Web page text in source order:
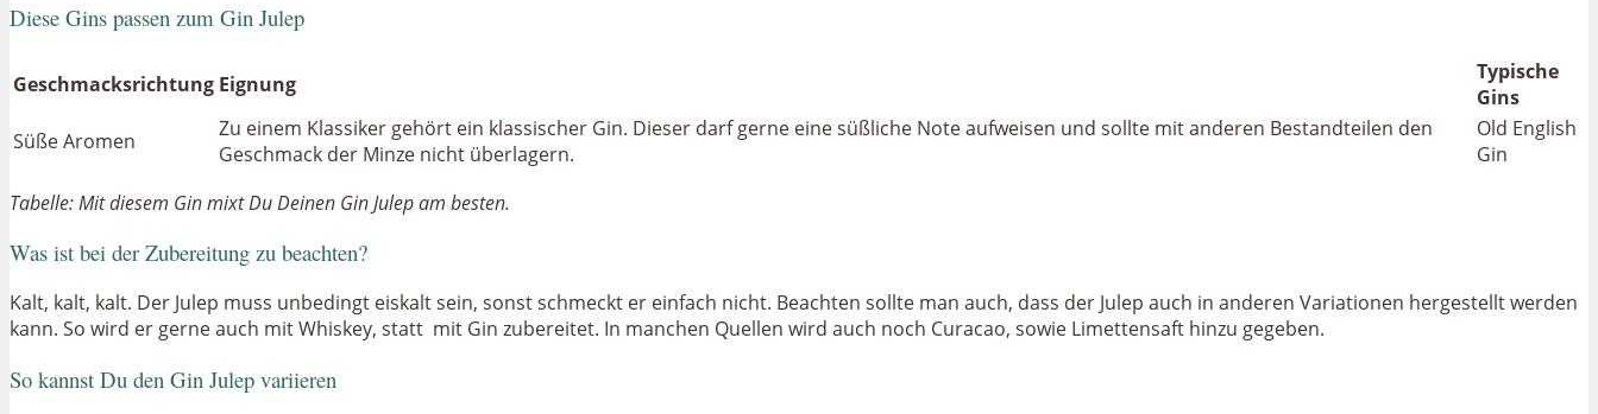
Diese Gins passen zum Gin Julep
Geschmacksrichtung Eignung
Typische
Gins
Süße Aromen
Zu einem Klassiker gehört ein klassischer Gin. Dieser darf gerne eine süßliche Note aufweisen und sollte mit anderen Bestandteilen den
Geschmack der Minze nicht überlagern.
Old English
Gin
Tabelle: Mit diesem Gin mixt Du Deinen Gin Julep am besten.
Was ist bei der Zubereitung zu beachten?
Kalt, kalt, kalt. Der Julep muss unbedingt eiskalt sein, sonst schmeckt er einfach nicht. Beachten sollte man auch, dass der Julep auch in anderen Variationen hergestellt werden
kann. So wird er gerne auch mit Whiskey, statt mit Gin zubereitet. In manchen Quellen wird auch noch Curacao, sowie Limettensaft hinzu gegeben.
So kannst Du den Gin Julep variieren